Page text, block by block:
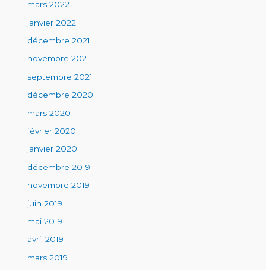
mars 2022
janvier 2022
décembre 2021
novembre 2021
septembre 2021
décembre 2020
mars 2020
février 2020
janvier 2020
décembre 2019
novembre 2019
juin 2019
mai 2019
avril 2019
mars 2019